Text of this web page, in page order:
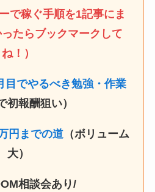
で稼ぐ手順を1記事にま
たらブックマークして
ね！）
目でやるべき勉強・作業
初報酬狙い）
円までの道 （ボリューム
大）
相談会あり/